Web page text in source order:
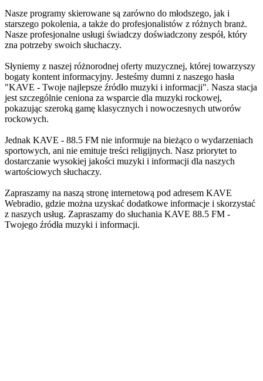
Nasze programy skierowane są zarówno do młodszego, jak i
starszego pokolenia, a także do profesjonalistów z różnych branż.
Nasze profesjonalne usługi świadczy doświadczony zespół, który
zna potrzeby swoich słuchaczy.
Słyniemy z naszej różnorodnej oferty muzycznej, której towarzyszy
bogaty kontent informacyjny. Jesteśmy dumni z naszego hasła
"KAVE - Twoje najlepsze źródło muzyki i informacji". Nasza stacja
jest szczególnie ceniona za wsparcie dla muzyki rockowej,
pokazując szeroką gamę klasycznych i nowoczesnych utworów
rockowych.
Jednak KAVE - 88.5 FM nie informuje na bieżąco o wydarzeniach
sportowych, ani nie emituje treści religijnych. Nasz priorytet to
dostarczanie wysokiej jakości muzyki i informacji dla naszych
wartościowych słuchaczy.
Zapraszamy na naszą stronę internetową pod adresem KAVE
Webradio, gdzie można uzyskać dodatkowe informacje i skorzystać
z naszych usług. Zapraszamy do słuchania KAVE 88.5 FM -
Twojego źródła muzyki i informacji.